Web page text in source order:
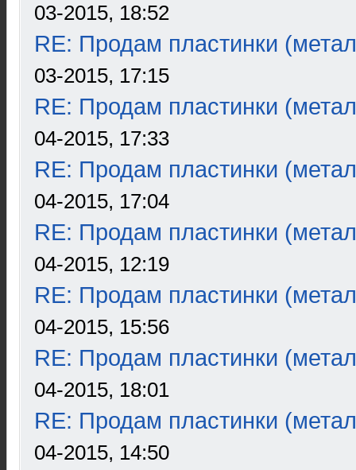
03-2015, 18:52
RE: Продам пластинки
03-2015, 17:15
RE: Продам пластинки
04-2015, 17:33
RE: Продам пластинки
04-2015, 17:04
RE: Продам пластинки
04-2015, 12:19
RE: Продам пластинки
04-2015, 15:56
RE: Продам пластинки
04-2015, 18:01
RE: Продам пластинки
04-2015, 14:50